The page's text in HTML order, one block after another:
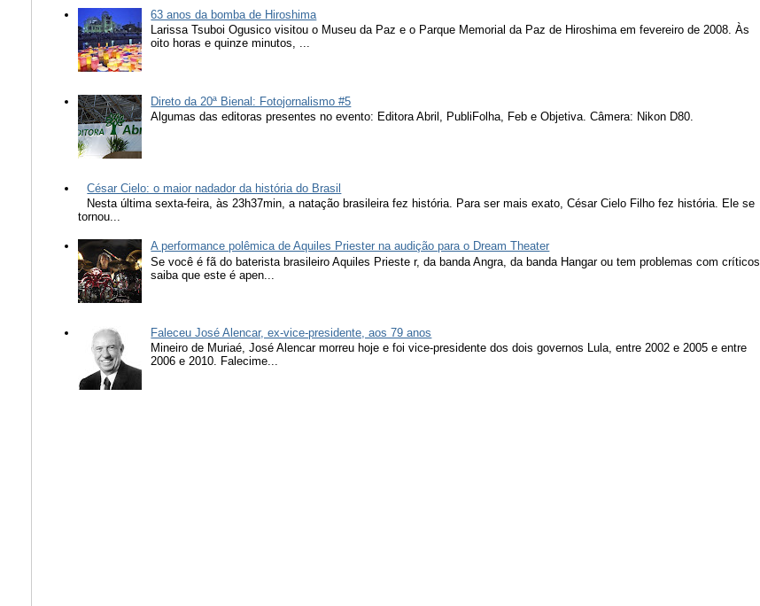
63 anos da bomba de Hiroshima
Larissa Tsuboi Ogusico visitou o Museu da Paz e o Parque Memorial da Paz de Hiroshima em fevereiro de 2008. Às
oito horas e quinze minutos, ...
Direto da 20ª Bienal: Fotojornalismo #5
Algumas das editoras presentes no evento: Editora Abril, PubliFolha, Feb e Objetiva. Câmera: Nikon D80.
César Cielo: o maior nadador da história do Brasil
Nesta última sexta-feira, às 23h37min, a natação brasileira fez história. Para ser mais exato, César Cielo Filho fez história. Ele se
tornou...
A performance polêmica de Aquiles Priester na audição para o Dream Theater
Se você é fã do baterista brasileiro Aquiles Prieste r, da banda Angra, da banda Hangar ou tem problemas com críticos,
saiba que este é apen...
Faleceu José Alencar, ex-vice-presidente, aos 79 anos
Mineiro de Muriaé, José Alencar morreu hoje e foi vice-presidente dos dois governos Lula, entre 2002 e 2005 e entre
2006 e 2010. Falecime...